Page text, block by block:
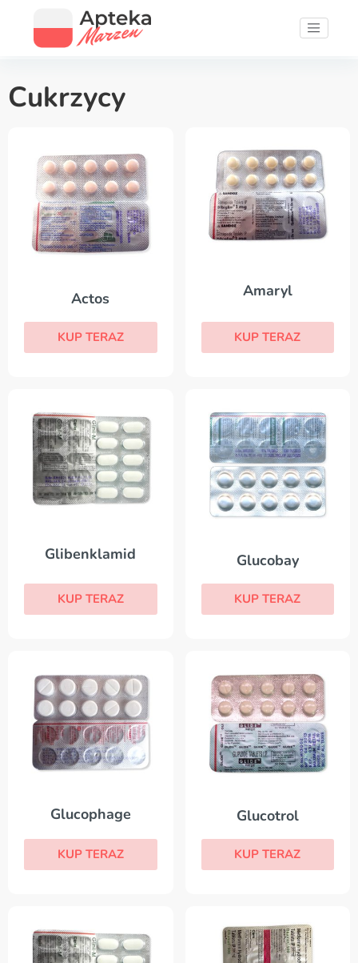
Cukrzycy
Actos
KUP TERAZ
Amaryl
KUP TERAZ
Glibenklamid
KUP TERAZ
Glucobay
KUP TERAZ
Glucophage
KUP TERAZ
Glucotrol
KUP TERAZ